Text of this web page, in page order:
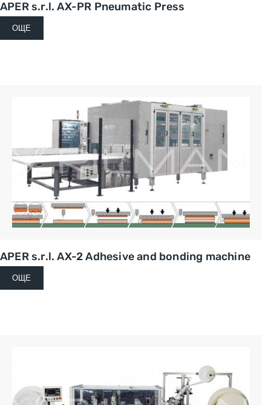
APER s.r.l. AX-PR Pneumatic Press
ОЩЕ
APER s.r.l. AX-2 Adhesive and bonding machine
ОЩЕ